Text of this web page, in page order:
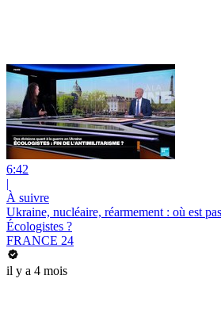
6:42
|
À suivre
Ukraine, nucléaire, réarmement : où est
Écologistes ?
FRANCE 24
il y a 4 mois